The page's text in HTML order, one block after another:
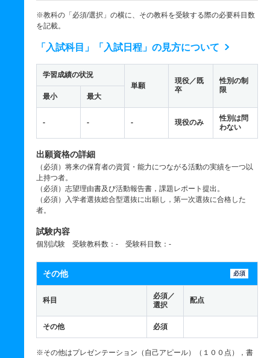
※教科の「必須/選択」の横に、その教科を受験する際の必要科目数
を記載。
「入試科目」「入試日程」の見方について
学習成績の状況
単願
現役／既
卒
性別の制
限
最小 最大
- - - 現役のみ
性別は問
わない
出願資格の詳細
（必須）将来の保育者の資質・能力につながる活動の実績を一つ以
上持つ者。
（必須）志望理由書及び活動報告書，課題レポート提出。
（必須）入学者選抜総合型選抜に出願し，第一次選抜に合格した
者。
試験内容
個別試験 受験教科数：- 受験科目数：-
その他 必須
科目
必須／
選択
配点
その他 必須
※その他はプレゼンテーション（自己アピール）（１００点），書